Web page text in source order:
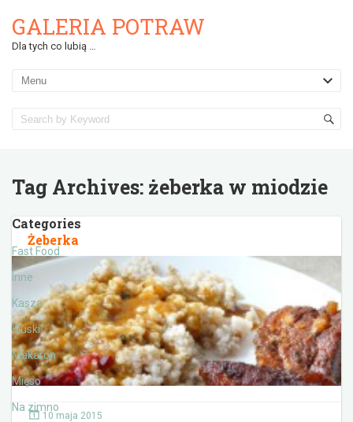
GALERIA POTRAW
Dla tych co lubią …
Tag Archives: żeberka w miodzie
Categories
Fast Food
Inne
Kasza
Kluski
Makaron
Mięso
Na zimno
Żeberka
10 maja 2015